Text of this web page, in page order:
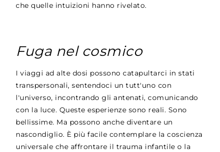
che quelle intuizioni hanno rivelato.
Fuga nel cosmico
I viaggi ad alte dosi possono catapultarci in stati
transpersonali, sentendoci un tutt'uno con
l'universo, incontrando gli antenati, comunicando
con la luce. Queste esperienze sono reali. Sono
bellissime. Ma possono anche diventare un
nascondiglio. È più facile contemplare la coscienza
universale che affrontare il trauma infantile o la